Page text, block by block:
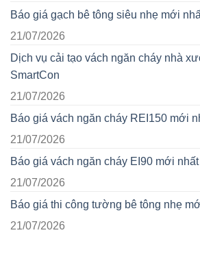
Báo giá gạch bê tông siêu nhẹ mới
21/07/2026
Dịch vụ cải tạo vách ngăn cháy nhà
SmartCon
21/07/2026
Báo giá vách ngăn cháy REI150 mới
21/07/2026
Báo giá vách ngăn cháy EI90 mới
21/07/2026
Báo giá thi công tường bê tông nhẹ
21/07/2026